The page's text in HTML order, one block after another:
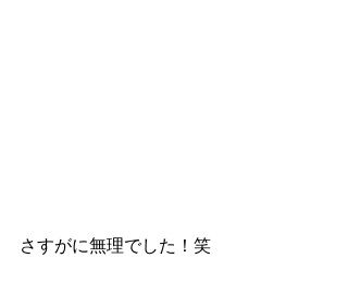
さすがに無理でした！笑